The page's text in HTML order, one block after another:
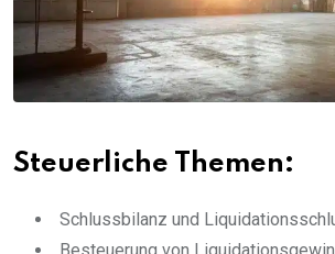
Steuerliche Themen:
Schlussbilanz und